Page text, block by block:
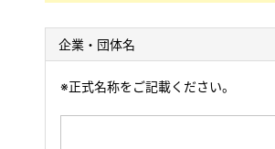
企業・団体名
※正式名称をご記載ください。